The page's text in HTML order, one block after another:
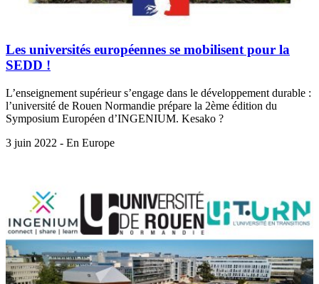
Les universités européennes se mobilisent pour la
SEDD !
L’enseignement supérieur s’engage dans le développement durable :
l’université de Rouen Normandie prépare la 2ème édition du
Symposium Européen d’INGENIUM. Kesako ?
3 juin 2022 - En Europe